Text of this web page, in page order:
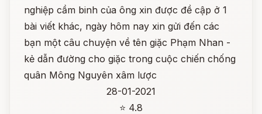
nghiệp cầm binh của ông xin được đề cập ở 1
bài viết khác, ngày hôm nay xin gửi đến các
bạn một câu chuyện về tên giặc Phạm Nhan -
kẻ dẫn đường cho giặc trong cuộc chiến chống
quân Mông Nguyên xâm lược
28-01-2021
⭐ 4.8